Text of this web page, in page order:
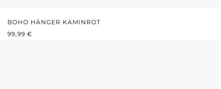
BOHO HÄNGER KAMINROT
REGULÄRER PREIS:
99,99 €